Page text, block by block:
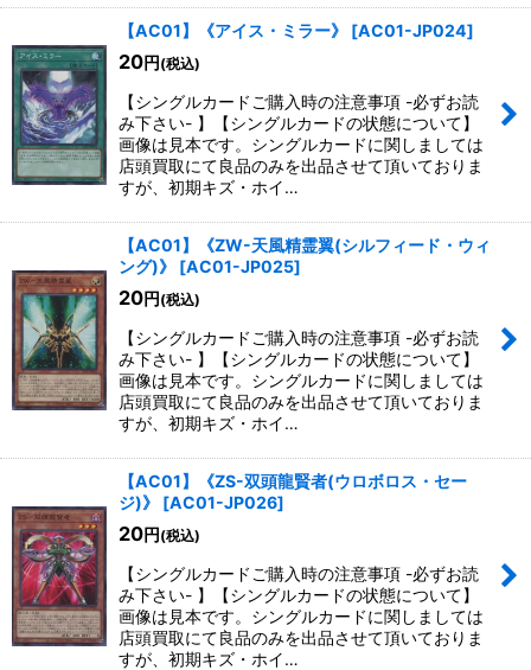
【AC01】《アイス・ミラー》 [AC01-JP024]
20円 (税込)
【シングルカードご購入時の注意事項 -必ずお読
み下さい- 】【シングルカードの状態について】
画像は見本です。シングルカードに関しましては
店頭買取にて良品のみを出品させて頂いておりま
すが、初期キズ・ホイ…
【AC01】《ZW-天風精霊翼(シルフィード・ウィ
ング)》
[AC01-JP025]
20円 (税込)
【シングルカードご購入時の注意事項 -必ずお読
み下さい- 】【シングルカードの状態について】
画像は見本です。シングルカードに関しましては
店頭買取にて良品のみを出品させて頂いておりま
すが、初期キズ・ホイ…
【AC01】《ZS-双頭龍賢者(ウロボロス・セー
ジ)》
[AC01-JP026]
20円 (税込)
【シングルカードご購入時の注意事項 -必ずお読
み下さい- 】【シングルカードの状態について】
画像は見本です。シングルカードに関しましては
店頭買取にて良品のみを出品させて頂いておりま
すが、初期キズ・ホイ…